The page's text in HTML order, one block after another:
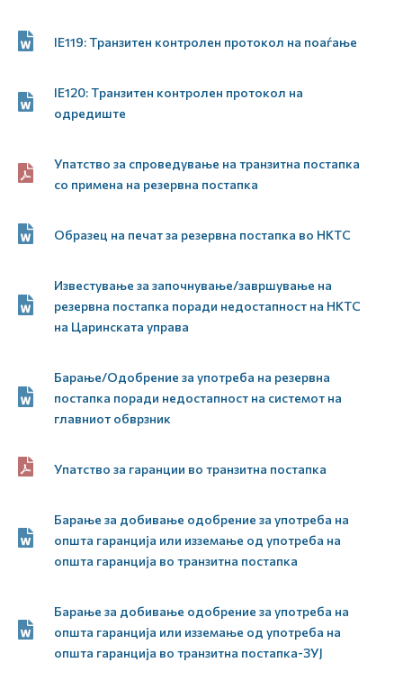
IE119: Tранзитен контролен протокол на поаѓање
IE120: Tранзитен контролен протокол на
одредиште
Упатство за спроведување на транзитна постапка
со примена на резервна постапка
Образец на печат за резервна постапка во НКТС
Известување за започнување/завршување на
резервна постапка поради недостапност на НКТС
на Царинската управа
Барање/Одобрение за употреба на резервна
постапка поради недостапност на системот на
главниот обврзник
Упатство за гаранции во транзитна постапка
Барање за добивање одобрение за употреба на
општа гаранција или изземање од употреба на
општа гаранција во транзитна постапка
Барање за добивање одобрение за употреба на
општа гаранција или изземање од употреба на
општа гаранција во транзитна постапка-ЗУЈ